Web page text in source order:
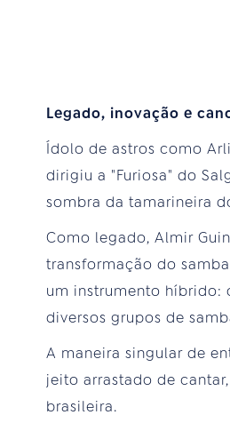
Legado, inovação e
Ídolo de astros como
dirigiu a "Furiosa" do
sombra da tamarineira
Como legado, Almir
transformação do
um instrumento híbrido:
diversos grupos de
A maneira singular de
jeito arrastado de
brasileira.